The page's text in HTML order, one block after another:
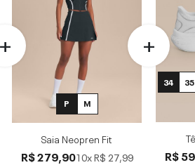
P M
Saia Neopren Fit
R$ 279,9010xR$ 27,99
34 35
R$